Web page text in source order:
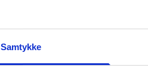
Samtykke
Jeg